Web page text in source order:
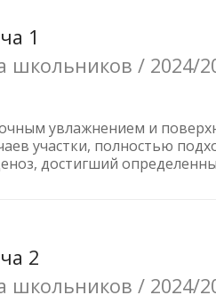
1
школьников /
увлажнением и
участки, полностью
достигший
2
школьников / 2024/